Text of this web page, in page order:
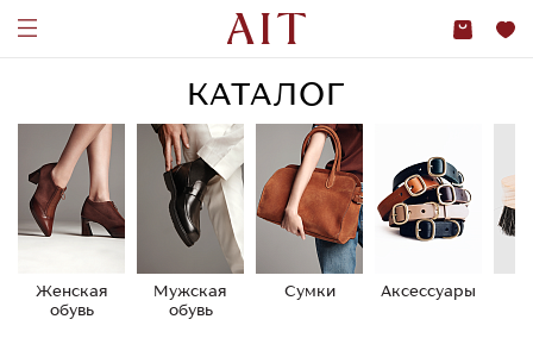
КАТАЛОГ
Женская
обувь
Мужская
обувь
Сумки Аксессуары